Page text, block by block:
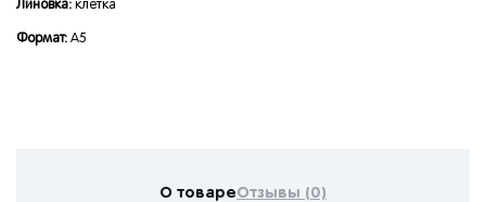
Линовка: клетка
Формат: А5
О товареОтзывы (0)